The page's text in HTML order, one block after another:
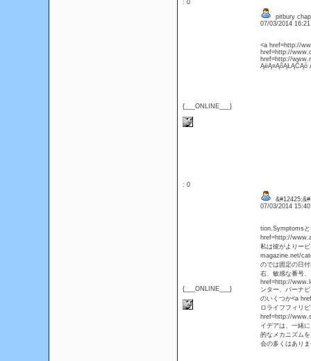
: 0
{___ONLINE___}
pitbury
07/03/2014
<a href=http://
href=http://
href=http://
ĄëĄ¤ĄôĄŁĄČĄó
: 0
{___ONLINE___}
07/03/2014
tion.Symptomsと
href=http://
私は彼がよりー
magazine.net/
のでは固定の日
右、敏感な番号
href=http://
ンター、バーナ
のいくつか<a
ロライフフィリ
href=http://
イデアは、一緒
的なメカニズム
会の多くはあり